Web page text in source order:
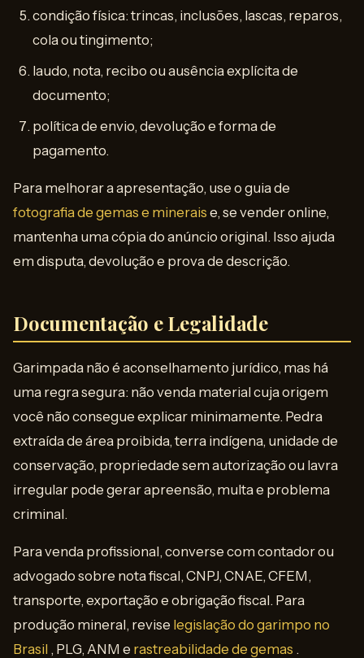
condição física: trincas, inclusões, lascas, reparos,
cola ou tingimento;
laudo, nota, recibo ou ausência explícita de
documento;
política de envio, devolução e forma de
pagamento.
Para melhorar a apresentação, use o guia de
fotografia de gemas e minerais e, se vender online,
mantenha uma cópia do anúncio original. Isso ajuda
em disputa, devolução e prova de descrição.
Documentação e Legalidade
Garimpada não é aconselhamento jurídico, mas há
uma regra segura: não venda material cuja origem
você não consegue explicar minimamente. Pedra
extraída de área proibida, terra indígena, unidade de
conservação, propriedade sem autorização ou lavra
irregular pode gerar apreensão, multa e problema
criminal.
Para venda profissional, converse com contador ou
advogado sobre nota fiscal, CNPJ, CNAE, CFEM,
transporte, exportação e obrigação fiscal. Para
produção mineral, revise legislação do garimpo no
Brasil , PLG, ANM e rastreabilidade de gemas .